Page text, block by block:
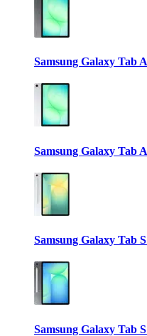
Samsung Galaxy Tab
Samsung Galaxy Tab
Samsung Galaxy Tab
Samsung Galaxy Tab